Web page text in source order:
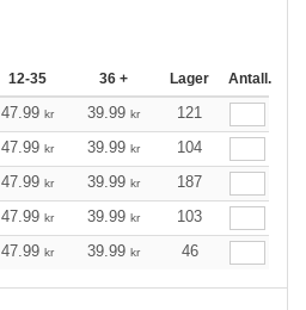
12-35 36 + Lager Antall.
47.99 kr 39.99 kr
121
47.99 kr 39.99 kr
104
47.99 kr 39.99 kr
187
47.99 kr 39.99 kr
103
47.99 kr 39.99 kr 46